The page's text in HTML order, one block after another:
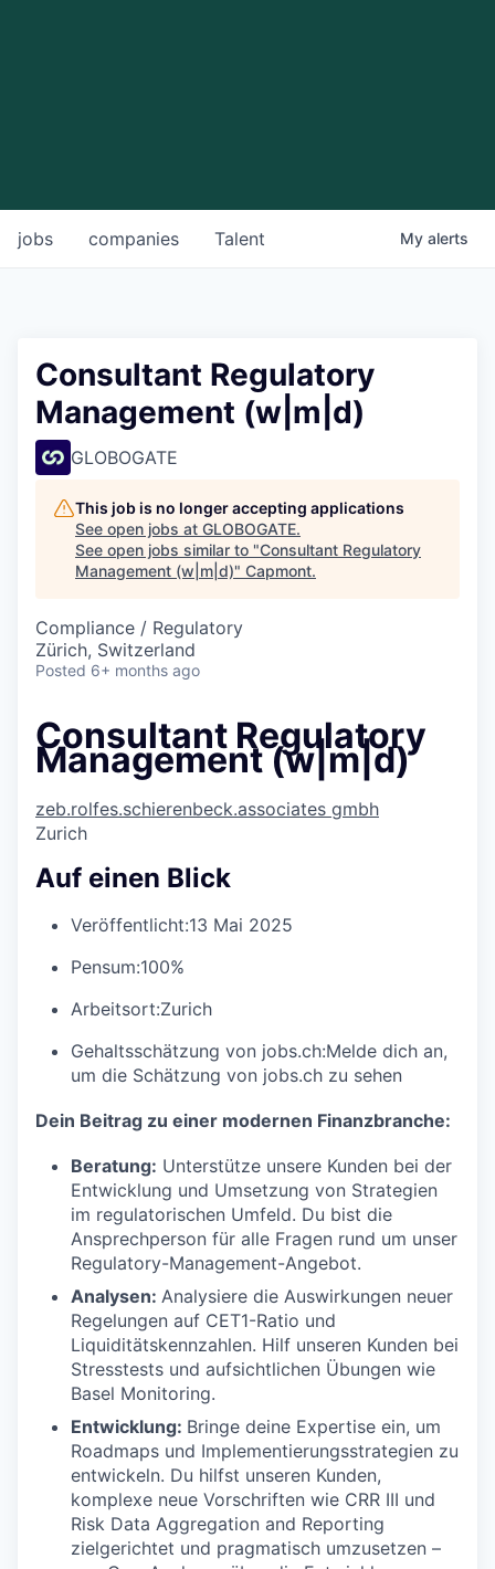
jobs companies Talent My alerts
Consultant Regulatory
Management (w|m|d)
GLOBOGATE
This job is no longer accepting applications
See open jobs at GLOBOGATE.
See open jobs similar to "Consultant Regulatory
Management (w|m|d)" Capmont.
Compliance / Regulatory
Zürich, Switzerland
Posted 6+ months ago
Consultant Regulatory
Management (w|m|d)
zeb.rolfes.schierenbeck.associates gmbh
Zurich
Auf einen Blick
Veröffentlicht:13 Mai 2025
Pensum:100%
Arbeitsort:Zurich
Gehaltsschätzung von jobs.ch:Melde dich an,
um die Schätzung von jobs.ch zu sehen
Dein Beitrag zu einer modernen Finanzbranche:
Beratung: Unterstütze unsere Kunden bei der
Entwicklung und Umsetzung von Strategien
im regulatorischen Umfeld. Du bist die
Ansprechperson für alle Fragen rund um unser
Regulatory-Management-Angebot.
Analysen: Analysiere die Auswirkungen neuer
Regelungen auf CET1-Ratio und
Liquiditätskennzahlen. Hilf unseren Kunden bei
Stresstests und aufsichtlichen Übungen wie
Basel Monitoring.
Entwicklung: Bringe deine Expertise ein, um
Roadmaps und Implementierungsstrategien zu
entwickeln. Du hilfst unseren Kunden,
komplexe neue Vorschriften wie CRR III und
Risk Data Aggregation and Reporting
zielgerichtet und pragmatisch umzusetzen –